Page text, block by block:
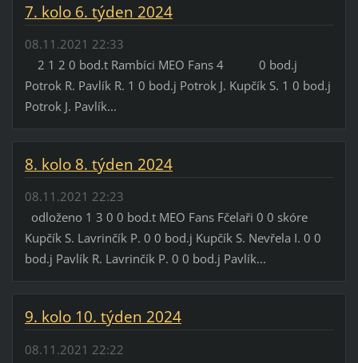
7. kolo 6. týden 2024
08.11.2021 22:33
2 1 2 0 bod.t Rambíci MEO Fans 4 0 bod.j
Potrok R. Pavlík R. 1 0 bod.j Potrok J. Kupčík S. 1 0 bod.j
Potrok J. Pavlík...
8. kolo 8. týden 2024
08.11.2021 22:23
odloženo 1 3 0 0 bod.t MEO Fans Fčelaři 0 0 skóre
Kupčík S. Lavrinčík P. 0 0 bod.j Kupčík S. Nevřela I. 0 0
bod.j Pavlík R. Lavrinčík P. 0 0 bod.j Pavlík...
9. kolo 10. týden 2024
08.11.2021 22:22